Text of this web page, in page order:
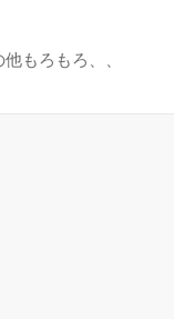
もろもろ、、